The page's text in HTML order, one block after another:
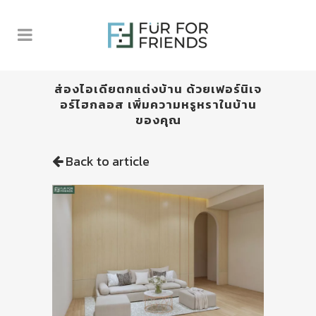
ส่องไอเดียตกแต่งบ้าน ด้วยเฟอร์นิเจ
อร์ไฮกลอส เพิ่มความหรูหราในบ้าน
ของคุณ
Back to article